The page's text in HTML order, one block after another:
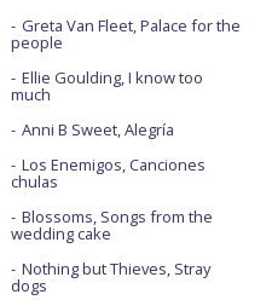
Greta Van Fleet, Palace for the
people
Ellie Goulding, I know too
much
Anni B Sweet, Alegría
Los Enemigos, Canciones
chulas
Blossoms, Songs from the
wedding cake
Nothing but Thieves, Stray
dogs